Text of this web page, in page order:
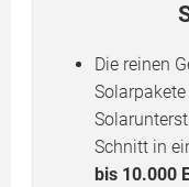
Die reinen
Schnitt in
bis 10.000